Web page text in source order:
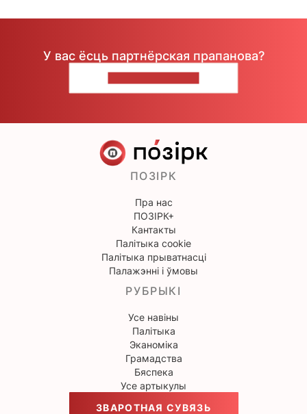
У вас ёсць партнёрская прапанова?
ПОЗІРК
Пра нас
ПОЗІРК+
Кантакты
Палітыка cookie
Палітыка прыватнасці
Палажэнні і ўмовы
РУБРЫКІ
Усе навіны
Палітыка
Эканоміка
Грамадства
Бяспека
Усе артыкулы
ЗВАРОТНАЯ СУВЯЗЬ